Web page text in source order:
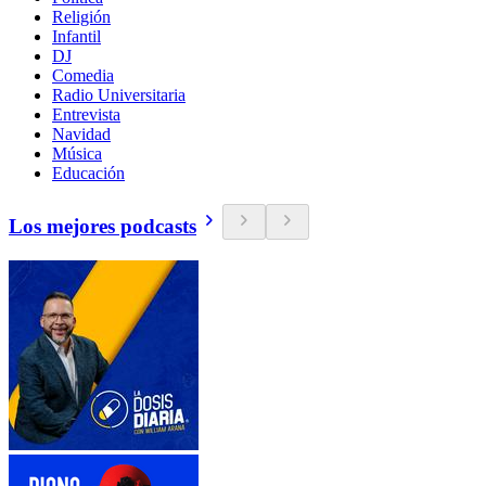
Religión
Infantil
DJ
Comedia
Radio Universitaria
Entrevista
Navidad
Música
Educación
Los mejores podcasts